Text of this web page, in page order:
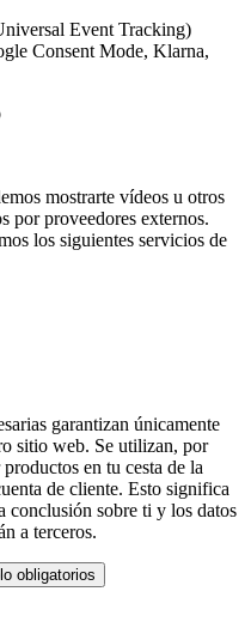
Event Tracking)
Consent Mode, Klarna,
mostrarte vídeos u otros
por proveedores externos.
los siguientes servicios de
garantizan únicamente
sitio web. Se utilizan, por
en tu cesta de la
de cliente. Esto significa
conclusión sobre ti y los datos
a terceros.
obligatorios